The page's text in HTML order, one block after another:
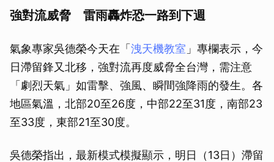
強對流威脅 雷雨轟炸恐一路到下週
氣象專家吳德榮今天在「 洩天機教室 」專欄表示，今
日滯留鋒又北移，強對流再度威脅全台灣，需注意
「劇烈天氣」如雷擊、強風、瞬間強降雨的發生。各
地區氣溫，北部20至26度，中部22至31度，南部23
至33度，東部21至30度。
吳德榮指出，最新模式模擬顯示，明日（13日）滯留